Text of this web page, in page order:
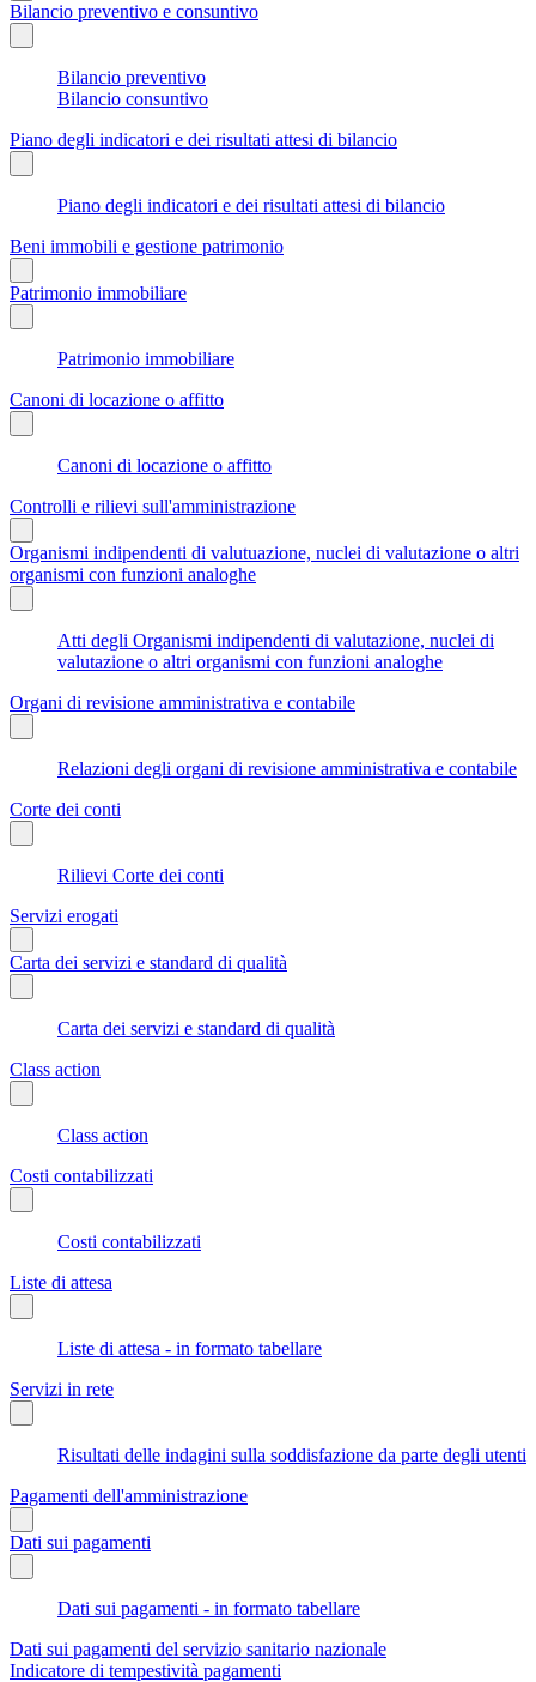
Bilancio preventivo e consuntivo
Bilancio preventivo
Bilancio consuntivo
Piano degli indicatori e dei risultati attesi di bilancio
Piano degli indicatori e dei risultati attesi di bilancio
Beni immobili e gestione patrimonio
Patrimonio immobiliare
Patrimonio immobiliare
Canoni di locazione o affitto
Canoni di locazione o affitto
Controlli e rilievi sull'amministrazione
Organismi indipendenti di valutuazione, nuclei di valutazione o altri
organismi con funzioni analoghe
Atti degli Organismi indipendenti di valutazione, nuclei di
valutazione o altri organismi con funzioni analoghe
Organi di revisione amministrativa e contabile
Relazioni degli organi di revisione amministrativa e contabile
Corte dei conti
Rilievi Corte dei conti
Servizi erogati
Carta dei servizi e standard di qualità
Carta dei servizi e standard di qualità
Class action
Class action
Costi contabilizzati
Costi contabilizzati
Liste di attesa
Liste di attesa - in formato tabellare
Servizi in rete
Risultati delle indagini sulla soddisfazione da parte degli utenti
Pagamenti dell'amministrazione
Dati sui pagamenti
Dati sui pagamenti - in formato tabellare
Dati sui pagamenti del servizio sanitario nazionale
Indicatore di tempestività pagamenti